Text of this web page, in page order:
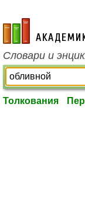
academic.ru
Словари и
Толкования